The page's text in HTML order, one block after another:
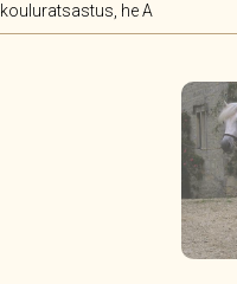
kouluratsastus, he A